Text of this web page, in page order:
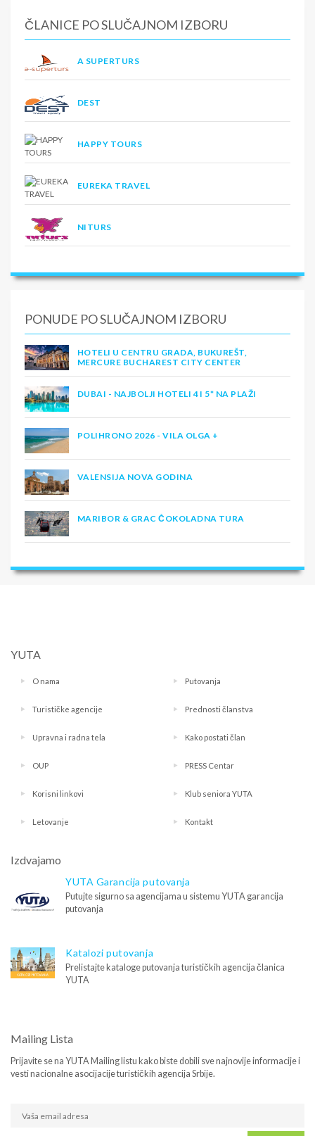
ČLANICE PO SLUČAJNOM IZBORU
A SUPERTURS
DEST
HAPPY TOURS
EUREKA TRAVEL
NITURS
PONUDE PO SLUČAJNOM IZBORU
HOTELI U CENTRU GRADA, BUKUREŠT,
MERCURE BUCHAREST CITY CENTER
DUBAI - NAJBOLJI HOTELI 4 I 5* NA PLAŽI
POLIHRONO 2026 - VILA OLGA +
VALENSIJA NOVA GODINA
MARIBOR & GRAC ČOKOLADNA TURA
YUTA
O nama Putovanja
Turističke agencije Prednosti članstva
Upravna i radna tela Kako postati član
OUP PRESS Centar
Korisni linkovi Klub seniora YUTA
Letovanje Kontakt
Izdvajamo
YUTA Garancija putovanja
Putujte sigurno sa agencijama u sistemu YUTA garancija
putovanja
Katalozi putovanja
Prelistajte kataloge putovanja turističkih agencija članica
YUTA
Mailing Lista
Prijavite se na YUTA Mailing listu kako biste dobili sve najnovije informacije i
vesti nacionalne asocijacije turističkih agencija Srbije.